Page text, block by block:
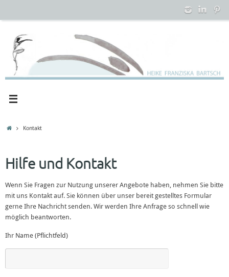
Startseite
Kontakt
Hilfe und Kontakt
Wenn Sie Fragen zur Nutzung unserer Angebote haben, nehmen Sie bitte
mit uns Kontakt auf. Sie können über unser bereit gestelltes Formular
gerne Ihre Nachricht senden. Wir werden Ihre Anfrage so schnell wie
möglich beantworten.
Ihr Name (Pflichtfeld)